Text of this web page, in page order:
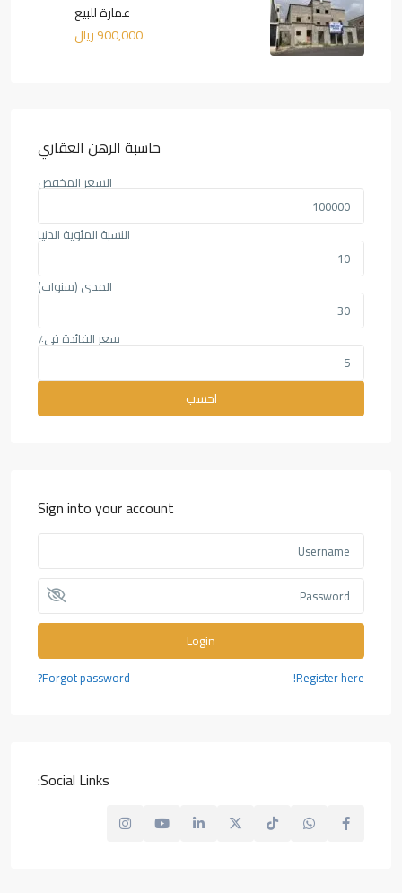
عمارة للبيع
900,000 ريال
حاسبة الرهن العقاري
السعر المخفض
النسبة المئوية الدنيا
المدى (سنوات)
سعر الفائدة في٪
احسب
Sign into your account
Login
Register here!
Forgot password?
Social Links: